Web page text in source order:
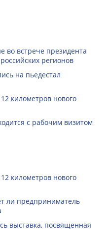
во встрече президента
регионов
на пьедестал
километров нового
с рабочим визитом
километров нового
ли предприниматель
выставка, посвященная